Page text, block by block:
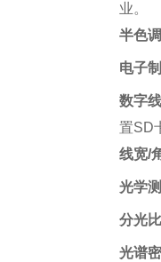
业。‌
半色
电子
数字
置SD
线宽/
光学
分光
光谱